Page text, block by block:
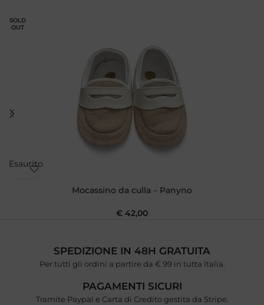
SOLD
OUT
Esaurito
Mocassino da culla – Panyno
€ 42,00
SPEDIZIONE IN 48H GRATUITA
Per tutti gli ordini a partire da € 99 in tutta Italia.
PAGAMENTI SICURI
Tramite Paypal e Carta di Credito gestita da Stripe.